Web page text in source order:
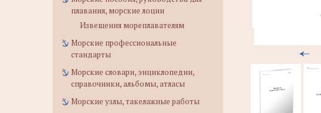
плавания, морские лоции
Извещения мореплавателям
Морские профессиональные
стандарты
Морские словари, энциклопедии,
справочники, альбомы, атласы
Морские узлы, такелажные работы